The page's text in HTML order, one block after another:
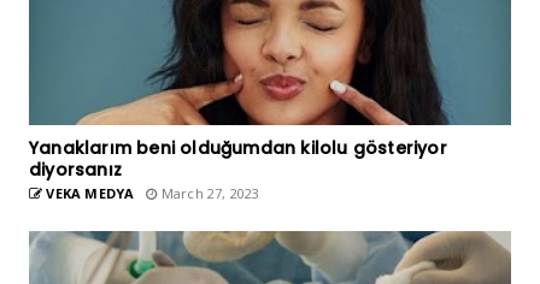
Yanaklarım beni olduğumdan kilolu gösteriyor
diyorsanız
VEKA MEDYA March 27, 2023